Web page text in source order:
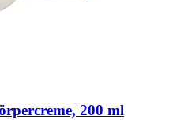
200 ml